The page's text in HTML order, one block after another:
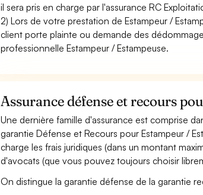
il sera pris en charge par l'assurance RC
2) Lors de votre prestation de Estampeur /
client porte plainte ou demande des
professionnelle Estampeur / Estampeuse.
Assurance défense et recours
Une dernière famille d'assurance est comprise
garantie Défense et Recours pour Estampeur /
charge les frais juridiques (dans un montant
d'avocats (que vous pouvez toujours choisir
On distingue la garantie défense de la garantie